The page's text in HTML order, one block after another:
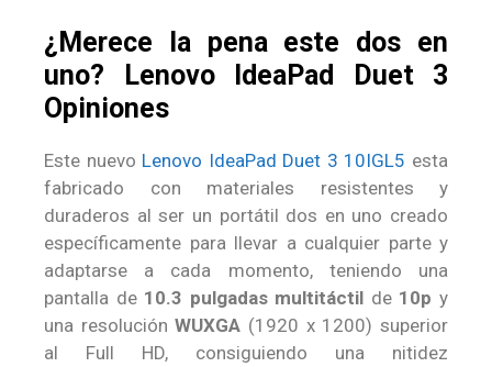
¿Merece la pena este dos en
uno? Lenovo IdeaPad Duet 3
Opiniones
Este nuevo Lenovo IdeaPad Duet 3 10IGL5 esta
fabricado con materiales resistentes y
duraderos al ser un portátil dos en uno creado
específicamente para llevar a cualquier parte y
adaptarse a cada momento, teniendo una
pantalla de 10.3 pulgadas multitáctil de 10p y
una resoluciónWUXGA (1920 x 1200) superior
al Full HD, consiguiendo una nitidez